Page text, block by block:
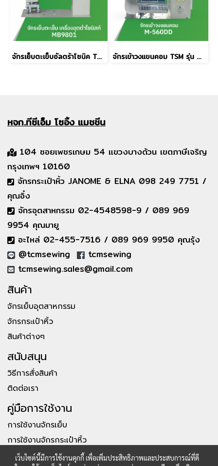
จักรเย็บตะเข็บอัลตร้าโซนิค TSM รุ่น MB9801 จักรเข้าวงแขนคอม TSM รุ่น M-560DD
หจก.ทีซีเอ็มโซอิ้ง แมชชีน
104 ซอยเพชรเกษม 54 แขวงบางด้วน เขตภาษีเจริญ
กรุงเทพฯ 10160
จักรกระเป๋าหิ้ว JANOME & ELNA 098 249 7751 /
คุณอิ๋ง
จักรอุตสาหกรรม 02-4548598-9 / 089 969
9954 คุณมายู
อะไหล่ 02-455-7516 / 089 969 9950 คุณรุ้ง
@tcmsewing
tcmsewing
tcmsewing.sales@gmail.com
สินค้า
จักรเย็บอุตสาหกรรม
จักรกระเป๋าหิ้ว
สินค้าต่างๆ
สนับสนุน
วิธีการสั่งสินค้า
ติดต่อเรา
คู่มือการใช้งาน
การใช้งานจักรเย็บ
การใช้งานจักรกระเป๋าหิ้ว
เว็บไซต์นี้มีการใช้งานคุกกี้ เพื่อเพิ่มประสิทธิภาพและประสบการณ์ที่ดี